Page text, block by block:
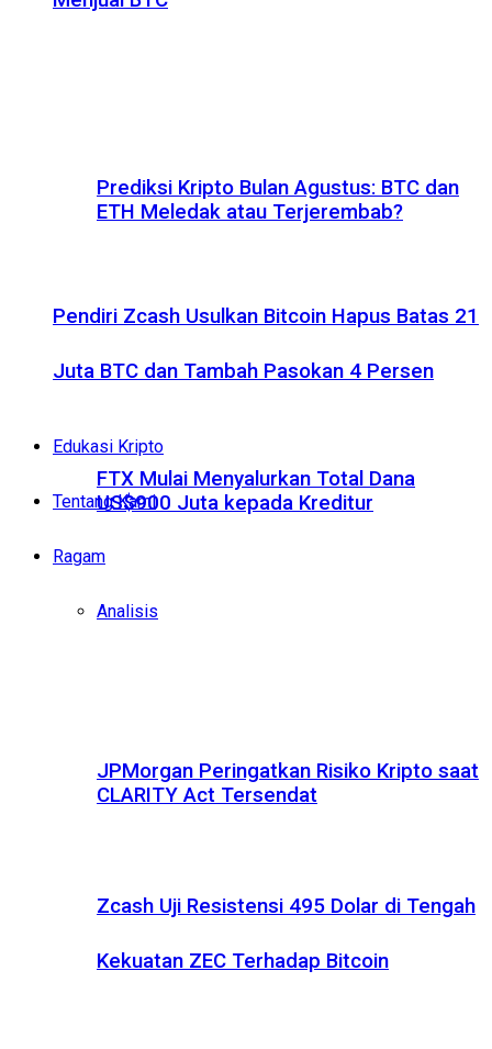
Pendiri Zcash Usulkan Bitcoin Hapus Batas 21
Juta BTC dan Tambah Pasokan 4 Persen
Edukasi Kripto
Tentang Kami
Ragam
Analisis
Zcash Uji Resistensi 495 Dolar di Tengah
Kekuatan ZEC Terhadap Bitcoin
Prediksi Kripto Bulan Agustus: BTC dan
ETH Meledak atau Terjerembab?
FTX Mulai Menyalurkan Total Dana
US$900 Juta kepada Kreditur
JPMorgan Peringatkan Risiko Kripto saat
CLARITY Act Tersendat